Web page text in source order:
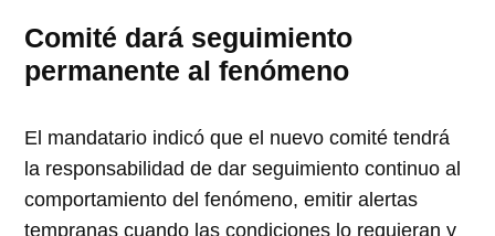
Comité dará seguimiento
permanente al fenómeno
El mandatario indicó que el nuevo comité tendrá
la responsabilidad de dar seguimiento continuo al
comportamiento del fenómeno, emitir alertas
tempranas cuando las condiciones lo requieran y